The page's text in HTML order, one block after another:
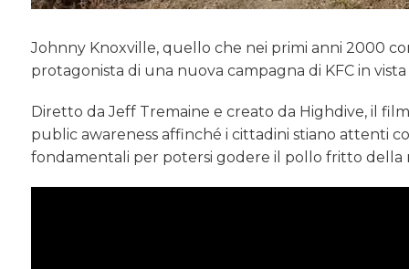
Johnny Knoxville, quello che nei primi anni 2000
protagonista di una nuova campagna di KFC in
Diretto da Jeff Tremaine e creato da Highdive, il
public awareness affinché i cittadini stiano attenti
fondamentali per potersi godere il pollo fritto della